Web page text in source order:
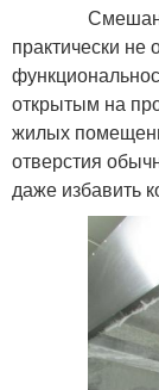
Смешанная
практически не
открытым на
жилых
отверстия
даже избавить